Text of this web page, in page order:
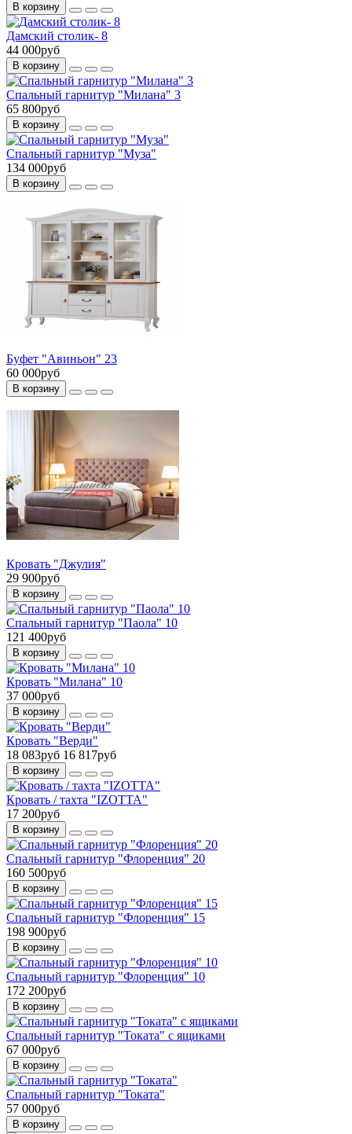
В корзину
Дамский столик- 8
44 000руб
В корзину
Спальный гарнитур "Милана" 3
65 800руб
В корзину
Спальный гарнитур "Муза"
134 000руб
В корзину
Буфет "Авиньон" 23
60 000руб
В корзину
Кровать "Джулия"
29 900руб
В корзину
Спальный гарнитур "Паола" 10
121 400руб
В корзину
Кровать "Милана" 10
37 000руб
В корзину
Кровать "Верди"
18 083руб 16 817руб
В корзину
Кровать / тахта "IZOTTA"
17 200руб
В корзину
Спальный гарнитур "Флоренция" 20
160 500руб
В корзину
Спальный гарнитур "Флоренция" 15
198 900руб
В корзину
Спальный гарнитур "Флоренция" 10
172 200руб
В корзину
Спальный гарнитур "Токата" с ящиками
67 000руб
В корзину
Спальный гарнитур "Токата"
57 000руб
В корзину